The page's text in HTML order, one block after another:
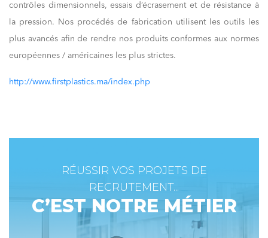
contrôles dimensionnels, essais d’écrasement et de résistance à
la pression. Nos procédés de fabrication utilisent les outils les
plus avancés afin de rendre nos produits conformes aux normes
européennes / américaines les plus strictes.
http://www.firstplastics.ma/index.php
RÉUSSIR VOS PROJETS DE
RECRUTEMENT...
C’EST NOTRE MÉTIER